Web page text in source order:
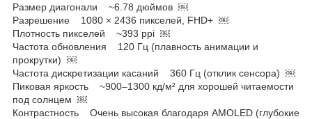
Размер диагонали ~6.78 дюймов ￼
Разрешение 1080 × 2436 пикселей, FHD+ ￼
Плотность пикселей ~393 ppi ￼
Частота обновления 120 Гц (плавность анимации и
прокрутки) ￼
Частота дискретизации касаний 360 Гц (отклик сенсора) ￼
Пиковая яркость ~900–1300 кд/м² для хорошей читаемости
под солнцем ￼
Контрастность Очень высокая благодаря AMOLED (глубокие